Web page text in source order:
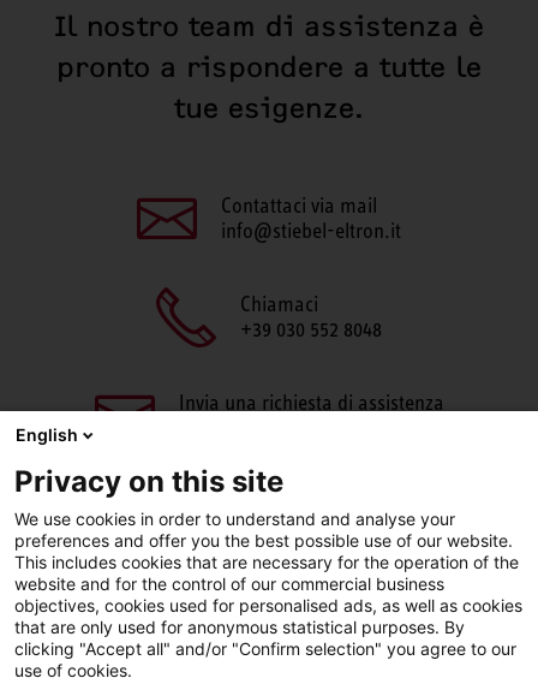
Il nostro team di assistenza è
pronto a rispondere a tutte le
tue esigenze.
Contattaci via mail
info@stiebel-eltron.it
Chiamaci
+39 030 552 8048
Invia una richiesta di assistenza
Facebook LinkedIn Instagram
English
Privacy on this site
We use cookies in order to understand and analyse your
preferences and offer you the best possible use of our website.
This includes cookies that are necessary for the operation of the
website and for the control of our commercial business
objectives, cookies used for personalised ads, as well as cookies
that are only used for anonymous statistical purposes. By
clicking "Accept all" and/or "Confirm selection" you agree to our
use of cookies.